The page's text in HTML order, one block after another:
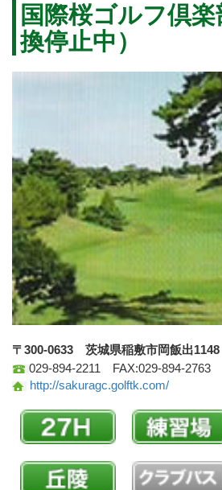
国際桜ゴルフ倶
換停止中）
〒300-0633 茨城県稲敷市岡飯出1148
029-894-2211 FAX:029-894-2763
http://sakuragc.golftk.com/